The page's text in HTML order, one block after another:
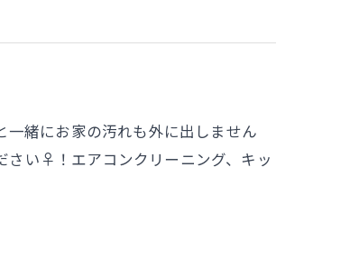
一緒にお家の汚れも外に出しません
さい♀！エアコンクリーニング、キッ